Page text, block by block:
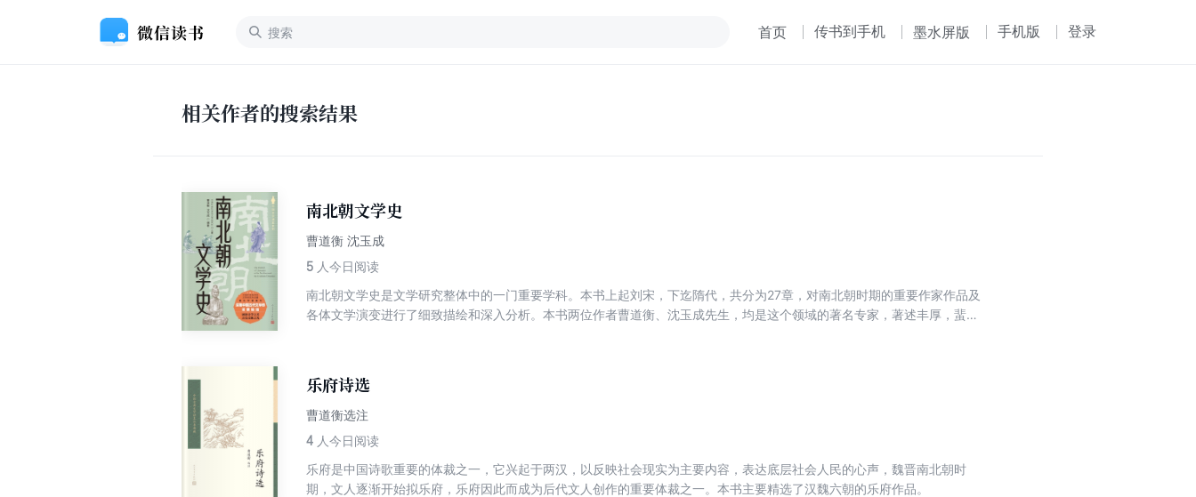
首页 传书到手机 墨水屏版 手机版 登录
相关作者的搜索结果
南北朝文学史
曹道衡 沈玉成
5 人今日阅读
南北朝文学史是文学研究整体中的一门重要学科。本书上起刘宋，下迄隋代，共分为27章，对南北朝时期的重要作家作品及
各体文学演变进行了细致描绘和深入分析。本书两位作者曹道衡、沈玉成先生，均是这个领域的著名专家，著述丰厚，蜚声
乐府诗选
曹道衡选注
4 人今日阅读
乐府是中国诗歌重要的体裁之一，它兴起于两汉，以反映社会现实为主要内容，表达底层社会人民的心声，魏晋南北朝时
期，文人逐渐开始拟乐府，乐府因此而成为后代文人创作的重要体裁之一。本书主要精选了汉魏六朝的乐府作品。